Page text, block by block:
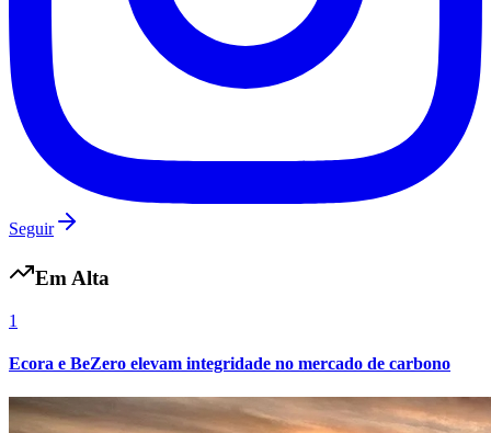
Fluminense
Seguir
Em Alta
1
Ecora e BeZero elevam integridade no mercado de carbono